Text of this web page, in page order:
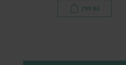
799 Kč